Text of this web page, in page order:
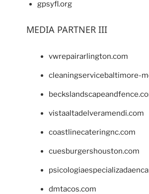
gpsyfl.org
MEDIA PARTNER III
vwrepairarlington.com
cleaningservicebaltimore-
vistaaltadelveramendi.com
coastlinecateringnc.com
cuesburgershouston.com
dmtacos.com